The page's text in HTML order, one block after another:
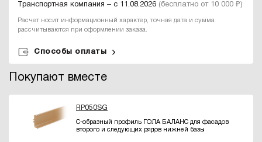
Транспортная компания – с 11.08.2026 (бесплатно от 10 000 ₽)
Расчет носит информационный характер, точная дата и сумма
рассчитываются при оформлении заказа.
Способы оплаты
Покупают вместе
RP050SG
С-образный профиль ГОЛА БАЛАНС для фасадов
второго и следующих рядов нижней базы